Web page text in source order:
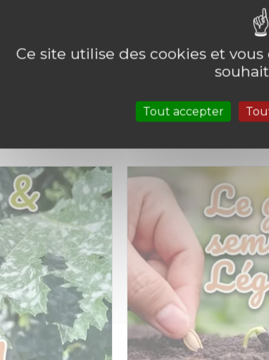
Ce site utilise des cookies et
Tout accepter